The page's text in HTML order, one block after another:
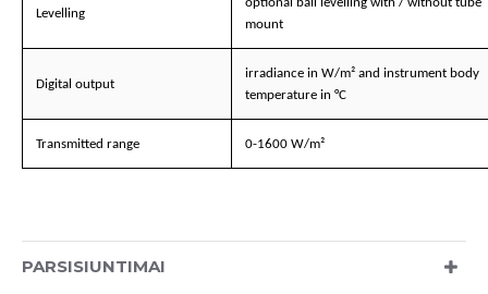
Levelling
optional ball levelling with / without tube
mount
Digital output
irradiance in W/m² and instrument body
temperature in °C
Transmitted range 0-1600 W/m²
PARSISIUNTIMAI